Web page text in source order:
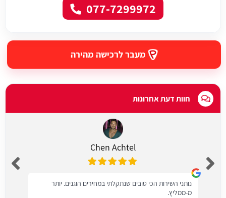
077-7299972
מעבר לרכישה מהירה
חוות דעת אחרונות
Chen Achtel
נותני השירות הכי טובים שנתקלתי במחירים הוגנים. יותר
מ-ממליץ.